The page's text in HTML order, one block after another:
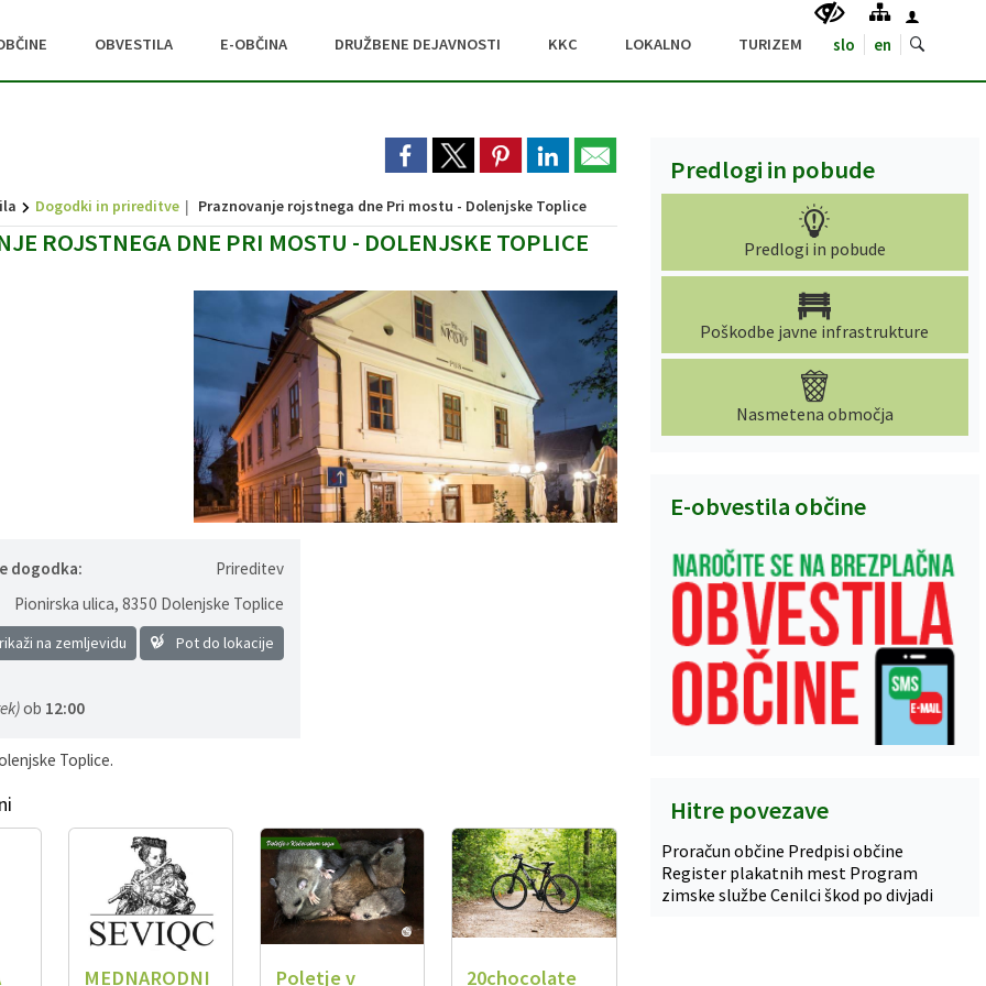
OBVESTILA E-OBČINA DRUŽBENE DEJAVNOSTI KKC LOKALNO TURIZEM slo en
Dogodki in prireditve Praznovanje rojstnega dne Pri mostu - Dolenjske Toplice
ROJSTNEGA DNE PRI MOSTU - DOLENJSKE TOPLICE
dogodka:
Prireditev
Pionirska ulica, 8350 Dolenjske Toplice
na zemljevidu Pot do lokacije
ob 12:00
Toplice.
MEDNARODNI
Poletje v
20chocolate
Predlogi in pobude
Predlogi in pobude
Poškodbe javne infrastrukture
Nasmetena območja
E-obvestila občine
Hitre povezave
Proračun občine Predpisi občine
Register plakatnih mest Program
zimske službe Cenilci škod po divjadi